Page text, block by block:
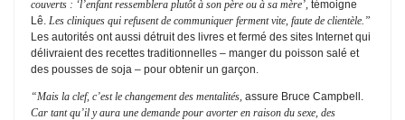
couverts : ‘l’enfant ressemblera plutôt à son père ou à sa mère’, témoigne
Lê. Les cliniques qui refusent de communiquer ferment vite, faute de clientèle.”
Les autorités ont aussi détruit des livres et fermé des sites Internet qui
délivraient des recettes traditionnelles – manger du poisson salé et
des pousses de soja – pour obtenir un garçon.
“Mais la clef, c’est le changement des mentalités, assure Bruce Campbell.
Car tant qu’il y aura une demande pour avorter en raison du sexe, des